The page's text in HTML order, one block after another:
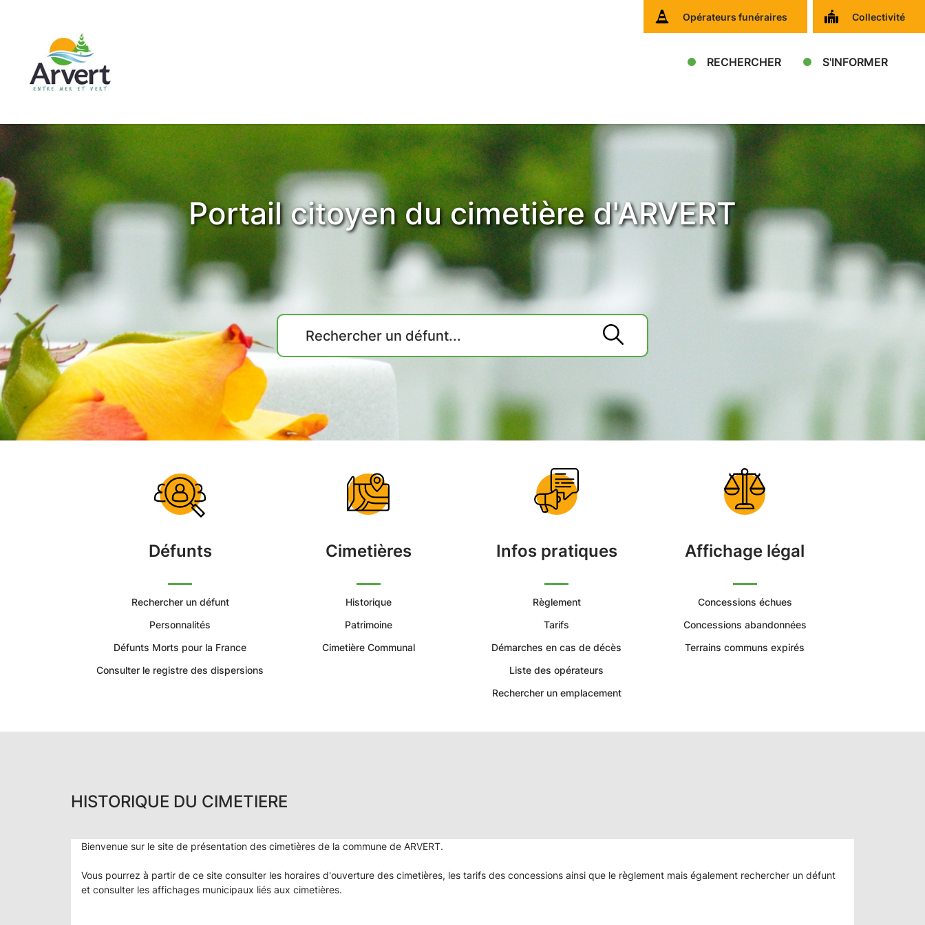
Opérateurs funéraires Collectivité
RECHERCHER S'INFORMER
Portail citoyen du cimetière d'ARVERT
Accueil
Commune
d'Arvert
Portail
Citoyen
Commune
Services
Funéraires
Défunts
Rechercher un défunt
Personnalités
Défunts Morts pour la France
Consulter le registre des dispersions
Cimetières
Historique
Patrimoine
Cimetière Communal
Infos pratiques
Règlement
Tarifs
Démarches en cas de décès
Liste des opérateurs
Rechercher un emplacement
Affichage légal
Concessions échues
Concessions abandonnées
Terrains communs expirés
HISTORIQUE DU CIMETIERE
Bienvenue sur le site de présentation des cimetières de la commune de ARVERT.
Vous pourrez à partir de ce site consulter les horaires d'ouverture des cimetières, les tarifs des concessions ainsi que le règlement mais également rechercher un défunt
et consulter les affichages municipaux liés aux cimetières.